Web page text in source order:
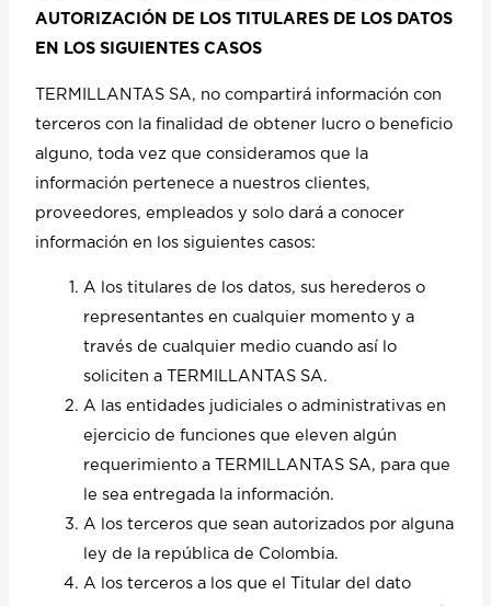
AUTORIZACIÓN DE LOS TITULARES DE LOS DATOS
EN LOS SIGUIENTES CASOS
TERMILLANTAS SA, no compartirá información con
terceros con la finalidad de obtener lucro o beneficio
alguno, toda vez que consideramos que la
información pertenece a nuestros clientes,
proveedores, empleados y solo dará a conocer
información en los siguientes casos:
A los titulares de los datos, sus herederos o
representantes en cualquier momento y a
través de cualquier medio cuando así lo
soliciten a TERMILLANTAS SA.
A las entidades judiciales o administrativas en
ejercicio de funciones que eleven algún
requerimiento a TERMILLANTAS SA, para que
le sea entregada la información.
A los terceros que sean autorizados por alguna
ley de la república de Colombia.
A los terceros a los que el Titular del dato